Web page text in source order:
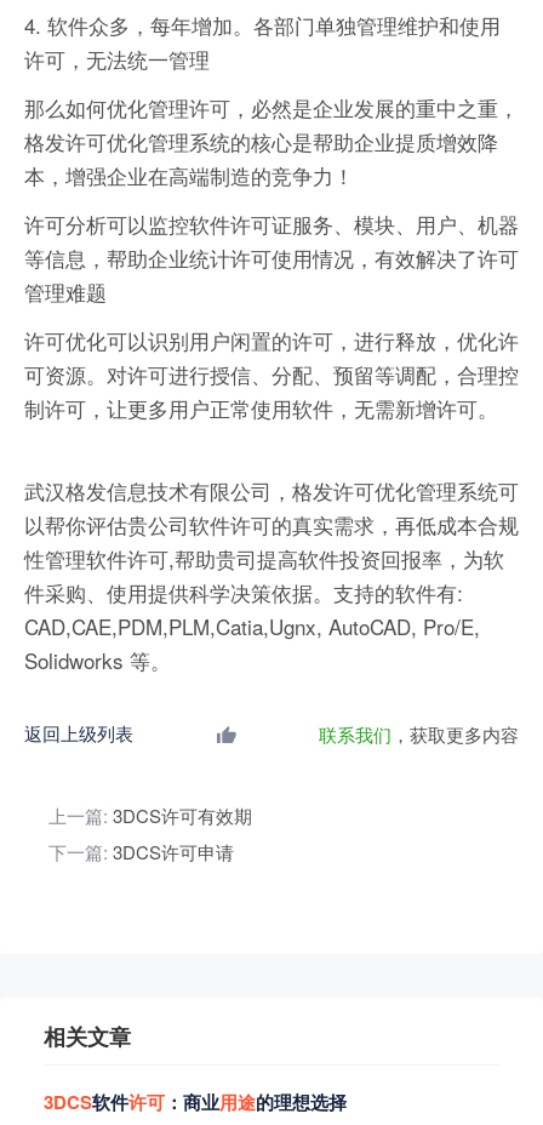
4. 软件众多，每年增加。各部门单独管理维护和使用
许可，无法统一管理
那么如何优化管理许可，必然是企业发展的重中之重，
格发许可优化管理系统的核心是帮助企业提质增效降
本，增强企业在高端制造的竞争力！
许可分析可以监控软件许可证服务、模块、用户、机器
等信息，帮助企业统计许可使用情况，有效解决了许可
管理难题
许可优化可以识别用户闲置的许可，进行释放，优化许
可资源。对许可进行授信、分配、预留等调配，合理控
制许可，让更多用户正常使用软件，无需新增许可。
武汉格发信息技术有限公司，格发许可优化管理系统可
以帮你评估贵公司软件许可的真实需求，再低成本合规
性管理软件许可,帮助贵司提高软件投资回报率，为软
件采购、使用提供科学决策依据。支持的软件有:
CAD,CAE,PDM,PLM,Catia,Ugnx, AutoCAD, Pro/E,
Solidworks 等。
返回上级列表 联系我们 ，获取更多内容
上一篇: 3DCS许可有效期
下一篇: 3DCS许可申请
相关文章
3DCS软件许可 ：商业用途的理想选择